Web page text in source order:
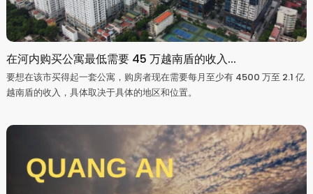
在河内购买公寓最低需要 45 万越南盾的收入...
要想在该市买得起一套公寓，购房者现在需要每月至少有 4500 万至 2.1 亿
越南盾的收入，具体取决于具体的地区和位置。